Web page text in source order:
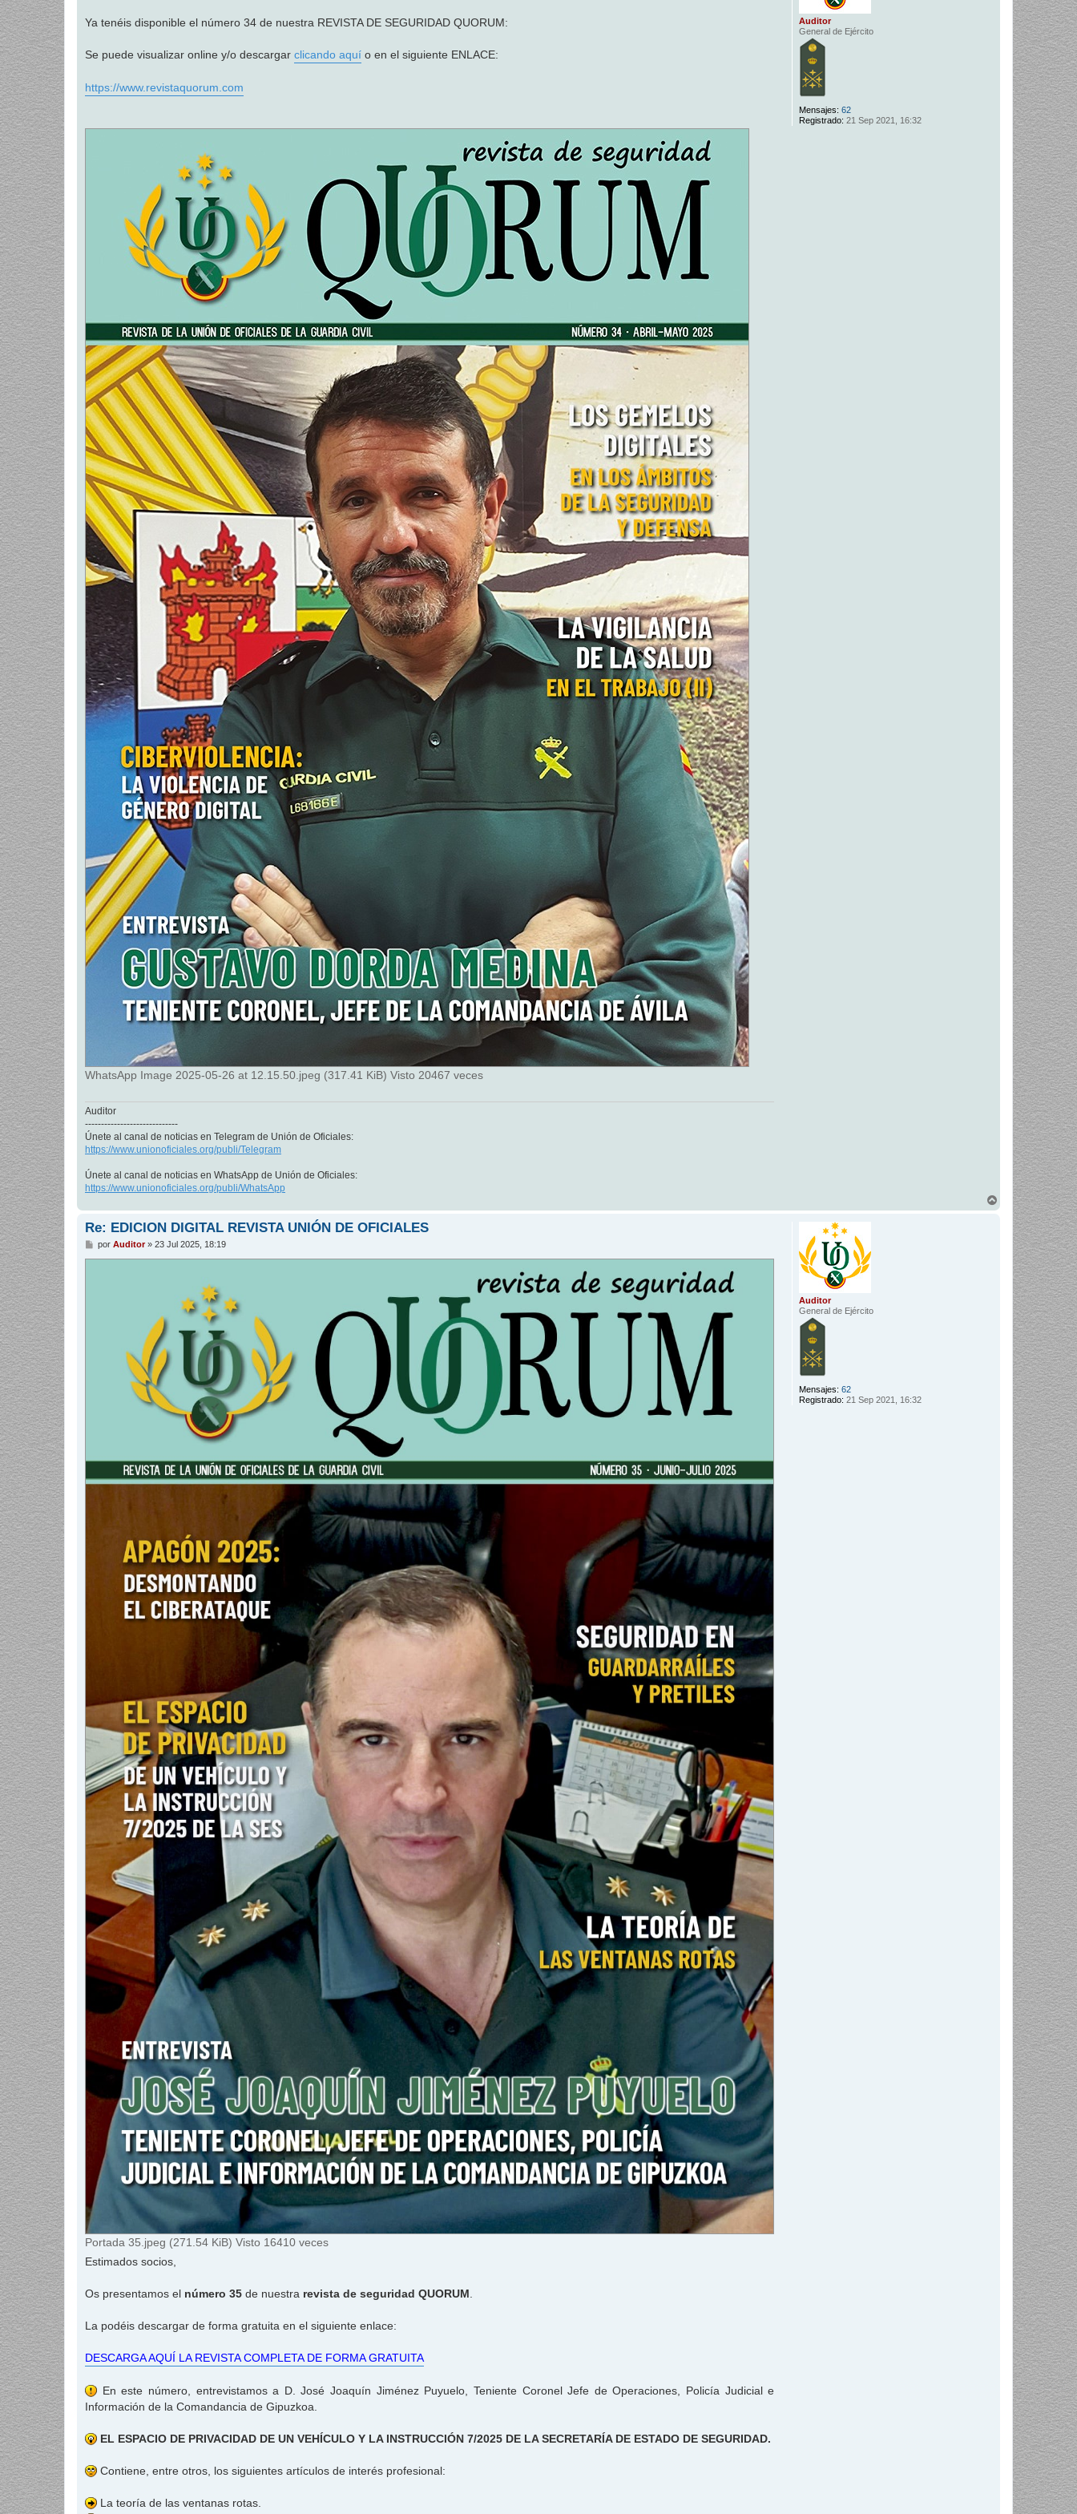
Auditor
General de Ejército
Mensajes: 62
Registrado: 21 Sep 2021, 16:32
j
e
Ya tenéis disponible el número 34 de nuestra REVISTA DE SEGURIDAD QUORUM:
Se puede visualizar online y/o descargar clicando aquí o en el siguiente ENLACE:
https://www.revistaquorum.com
WhatsApp Image 2025-05-26 at 12.15.50.jpeg (317.41 KiB) Visto 20467 veces
Auditor
-----------------------------
Únete al canal de noticias en Telegram de Unión de Oficiales:
https://www.unionoficiales.org/publi/Telegram
Únete al canal de noticias en WhatsApp de Unión de Oficiales:
https://www.unionoficiales.org/publi/WhatsApp
r
Auditor
General de Ejército
Mensajes: 62
Registrado: 21 Sep 2021, 16:32
Re: EDICION DIGITAL REVISTA UNIÓN DE OFICIALES
M
por Auditor» 23 Jul 2025, 18:19
Portada 35.jpeg (271.54 KiB) Visto 16410 veces
Estimados socios,
Os presentamos el número 35 de nuestra revista de seguridad QUORUM
La podéis descargar de forma gratuita en el siguiente enlace:
DESCARGA AQUÍ LA REVISTA COMPLETA DE FORMA GRATUITA
En este número, entrevistamos a D. José Joaquín Jiménez Puyuelo, Teniente Coronel Jefe de Operaciones, Policía Judicial e
Información de la Comandancia de Gipuzkoa.
EL ESPACIO DE PRIVACIDAD DE UN VEHÍCULO Y LA INSTRUCCIÓN 7/2025 DE LA SECRETARÍA DE ESTADO DE SEGURIDAD.
Contiene, entre otros, los siguientes artículos de interés profesional:
La teoría de las ventanas rotas.